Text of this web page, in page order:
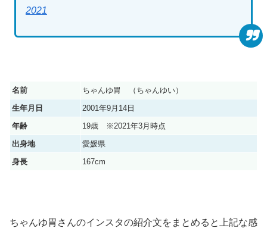
2021
名前
ちゃんゆ胃 （ちゃんゆい）
生年月日
2001年9月14日
年齢
19歳 ※2021年3月時点
出身地
愛媛県
身長
167cm
ちゃんゆ胃さんのインスタの紹介文をまとめると上記な感